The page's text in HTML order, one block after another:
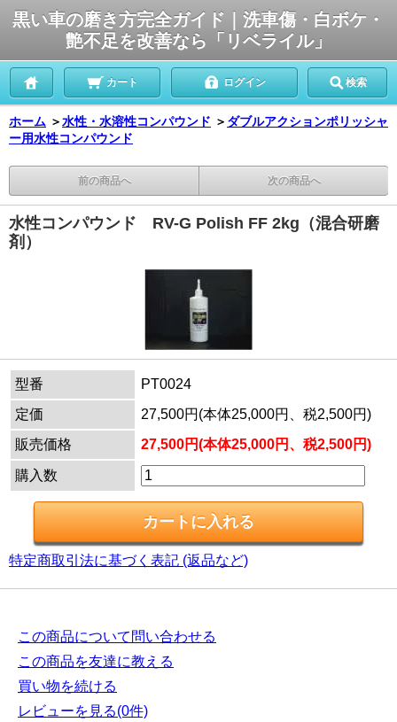
黒い車の磨き方完全ガイド｜洗車傷・白ボケ・
艶不足を改善なら「リベライル」
カート ログイン 検索
ホーム ＞水性・水溶性コンパウンド ＞ ダブルアクションポリッシャ
ー用水性コンパウンド
前の商品へ 次の商品へ
水性コンパウンド RV-G Polish FF 2kg（混合研磨
剤）
型番
PT0024
定価
27,500円(本体25,000円、税2,500円)
販売価格
27,500円(本体25,000円、税2,500円)
購入数
特定商取引法に基づく表記 (返品など)
この商品について問い合わせる
この商品を友達に教える
買い物を続ける
レビューを見る(0件)